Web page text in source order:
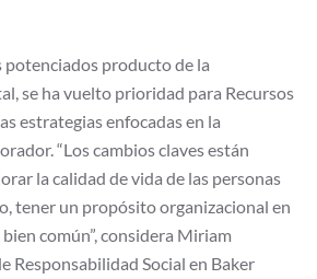
potenciados producto de la
se ha vuelto prioridad para Recursos
estrategias enfocadas en la
“Los cambios claves están
la calidad de vida de las personas
tener un propósito organizacional en
común”, considera Miriam
Responsabilidad Social en Baker